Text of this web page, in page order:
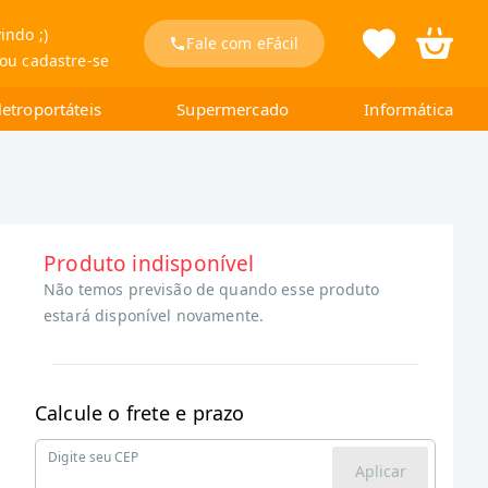
;)
cadastre-se
Fale com eFácil
Supermercado Informática
Produto indisponível
Não temos previsão de quando esse produto
estará disponível novamente.
Calcule o frete e prazo
Digite seu CEP
Aplicar